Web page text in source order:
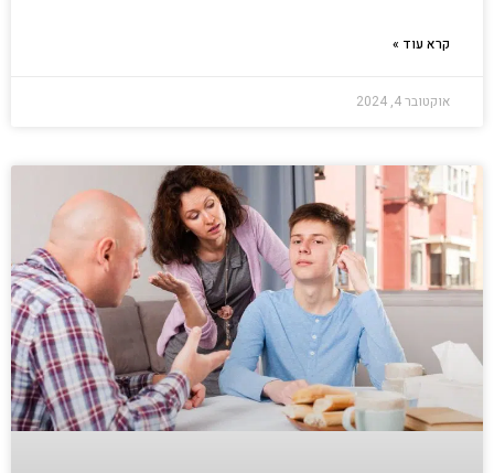
קרא עוד »
אוקטובר 4, 2024